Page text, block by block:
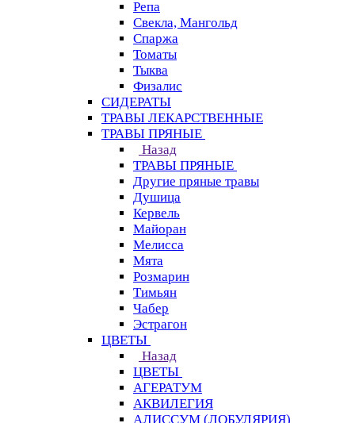
Репа
Свекла, Мангольд
Спаржа
Томаты
Тыква
Физалис
СИДЕРАТЫ
ТРАВЫ ЛЕКАРСТВЕННЫЕ
ТРАВЫ ПРЯНЫЕ
Назад
ТРАВЫ ПРЯНЫЕ
Другие пряные травы
Душица
Кервель
Майоран
Мелисса
Мята
Розмарин
Тимьян
Чабер
Эстрагон
ЦВЕТЫ
Назад
ЦВЕТЫ
АГЕРАТУМ
АКВИЛЕГИЯ
АЛИССУМ (ЛОБУЛЯРИЯ)